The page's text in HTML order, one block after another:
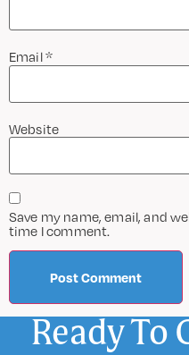
Email*
Website
Save my name, email, and
time I comment.
Ready To